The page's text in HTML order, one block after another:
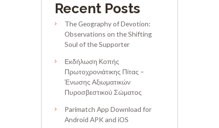
Recent Posts
The Geography of Devotion:
Observations on the Shifting
Soul of the Supporter
Εκδήλωση Κοπής
Πρωτοχρονιάτικης Πίτας –
Ένωσης Αξιωματικών
Πυροσβεστικού Σώματος
Parimatch App Download for
Android APK and iOS